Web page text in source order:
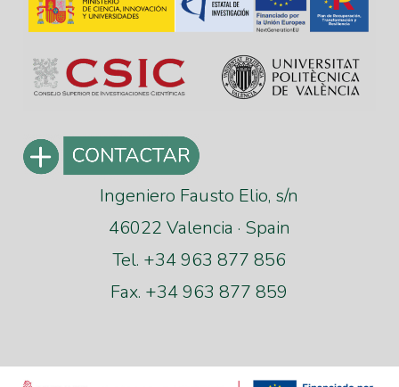
Ingeniero Fausto Elio, s/n
46022 Valencia · Spain
Tel. +34 963 877 856
Fax. +34 963 877 859